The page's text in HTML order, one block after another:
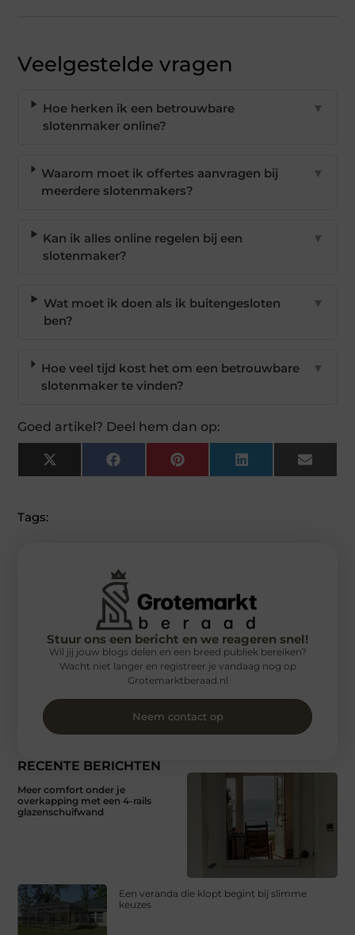
Veelgestelde vragen
Hoe herken ik een betrouwbare
slotenmaker online?
▼
Waarom moet ik offertes aanvragen bij
meerdere slotenmakers?
▼
Kan ik alles online regelen bij een
slotenmaker?
▼
Wat moet ik doen als ik buitengesloten
ben?
▼
Hoe veel tijd kost het om een betrouwbare
slotenmaker te vinden?
▼
Goed artikel? Deel hem dan op:
X
(Twitter)
FacebookPinterest LinkedIn Email
Tags:
RECENTE BERICHTEN
Meer comfort onder je
overkapping met een 4-rails
glazenschuifwand
Een veranda die klopt begint bij slimme
keuzes
Stuur ons een bericht en we reageren snel!
Wil jij jouw blogs delen en een breed publiek bereiken?
Wacht niet langer en registreer je vandaag nog op
Grotemarktberaad.nl
Neem contact op